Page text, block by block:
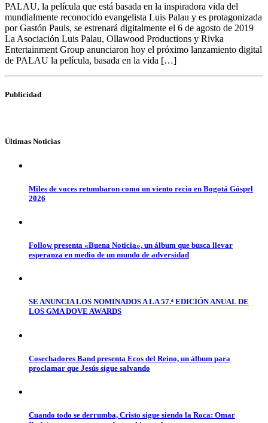
PALAU, la película que está basada en la inspiradora vida del
mundialmente reconocido evangelista Luis Palau y es protagonizada
por Gastón Pauls, se estrenará digitalmente el 6 de agosto de 2019
La Asociación Luis Palau, Ollawood Productions y Rivka
Entertainment Group anunciaron hoy el próximo lanzamiento digital
de PALAU la película, basada en la vida […]
Publicidad
Últimas Noticias
Miles de voces retumbaron como un viento recio en Bogotá Góspel
2026
Follow presenta «Buena Noticia», un álbum que busca llevar
esperanza en medio de un mundo de adversidad
SE ANUNCIA LOS NOMINADOS A LA 57.ª EDICIÓN ANUAL DE
LOS GMA DOVE AWARDS
Cosechadores Band presenta Ecos del Reino, un álbum para
proclamar que Jesús sigue salvando
Cuando todo se derrumba, Cristo sigue siendo la Roca: Omar